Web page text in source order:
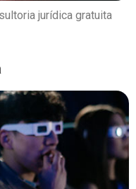
jurídica gratuita